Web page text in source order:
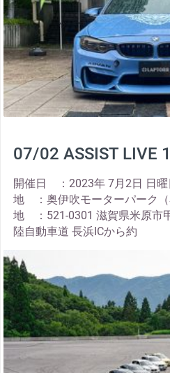
07/02 ASSIST LIVE
開催日 ：2023年 7月2日 日
地 ：奥伊吹モーターパーク
地 ：521-0301 滋賀県米原市
陸自動車道 長浜ICから約
thumbnail